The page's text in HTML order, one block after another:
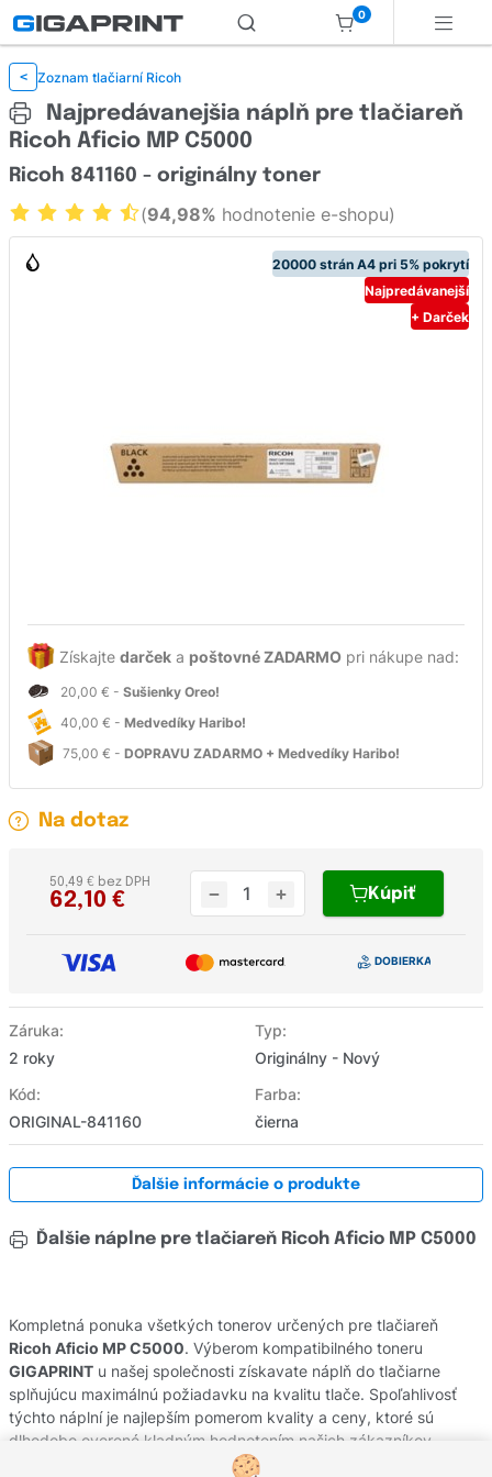
0
< Zoznam tlačiarní Ricoh
Najpredávanejšia náplň pre tlačiareň
Ricoh Aficio MP C5000
20000 strán A4 pri 5% pokrytí
Najpredávanejší
+ Darček
Získajte darček a poštovné ZADARMO pri nákupe nad:
20,00 € - Sušienky Oreo!
40,00 € - Medvedíky Haribo!
75,00 € - DOPRAVU ZADARMO + Medvedíky Haribo!
Ricoh 841160 - originálny toner
(94,98% hodnotenie e-shopu)
Záruka:
2 roky
Typ:
Originálny - Nový
Kód:
ORIGINAL-841160
Farba:
čierna
Na dotaz
62,10 €
50,49 € bez DPH
Kúpiť
Ďalšie informácie o produkte
Ďalšie náplne pre tlačiareň Ricoh Aficio MP C5000
Kompletná ponuka všetkých tonerov určených pre tlačiareň
Ricoh Aficio MP C5000. Výberom kompatibilného toneru
GIGAPRINT u našej společnosti získavate náplň do tlačiarne
splňujúcu maximálnú požiadavku na kvalitu tlače. Spoľahlivosť
týchto náplní je najlepším pomerom kvality a ceny, ktoré sú
dlhodobo overené kladným hodnotením našich zákazníkov.
Ricoh